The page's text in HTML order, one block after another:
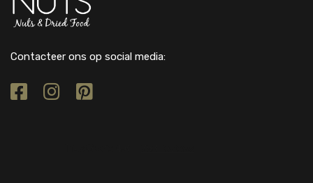
Contacteer ons op social media: